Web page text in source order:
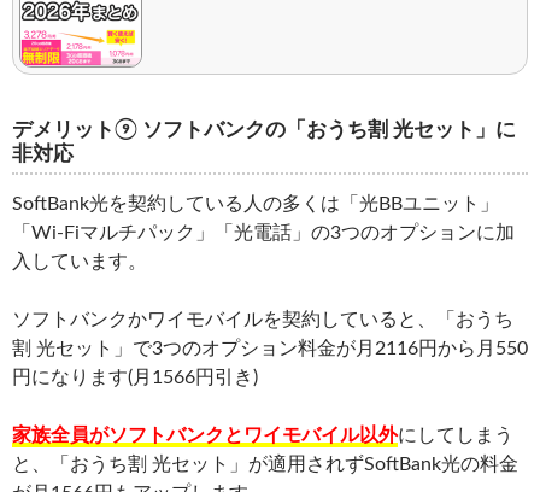
デメリット⑨ ソフトバンクの「おうち割 光セット」に
非対応
SoftBank光を契約している人の多くは「光BBユニット」
「Wi-Fiマルチパック」「光電話」の3つのオプションに加
入しています。
ソフトバンクかワイモバイルを契約していると、「おうち
割 光セット」で3つのオプション料金が月2116円から月550
円になります(月1566円引き)
家族全員がソフトバンクとワイモバイル以外にしてしまう
と、「おうち割 光セット」が適用されずSoftBank光の料金